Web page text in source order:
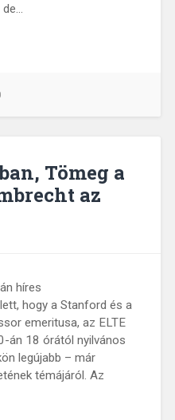
de…
Tömeg a
az
híres
hogy a Stanford és a
emeritusa, az ELTE
án 18 órától nyilvános
legújabb – már
témájáról. Az